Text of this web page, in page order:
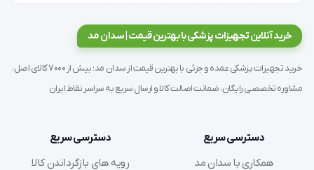
بخش زنان بیمارستان شما باشد.
ویژگی و مشخصات فنی:
جنس بدنه: استیل ضد زنگ
مدل: چکش‌خوار و سفت
دسته: استوانه‌ای ضخیم برای کنترل بهتر
خرید آنلاین تجهیزات پزشکی با بهترین قیمت | سدان مد
خرید تجهیزات پزشکی عمده و جزئی با بهترین قیمت از سدان مد؛ بیش از 7000 کالای اصل،
مشاوره تخصصی رایگان، ضمانت اصالت کالا و ارسال سریع به سراسر نقاط ایران
دسترسی سریع
همکاری با سدان مد
دسترسی سریع
رویه های بازگرداندن کالا